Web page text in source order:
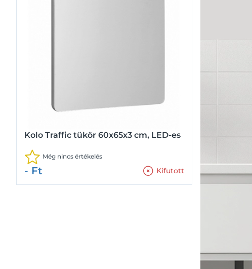
Kolo Traffic tükör 60x65x3 cm, LED-es
Még nincs értékelés
- Ft Kifutott